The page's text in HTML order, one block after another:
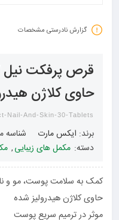
گزارش نادرستی مشخصات
قرص پرفکت نیل
حاوی کلاژن
Nail-And-Skin-30-Tablets
برند: ایکس مارت شناسه
دسته: مکمل های زیبایی,
کمک به سلامت پوست، مو و
حاوی کلاژن هیدرولیز شده
موثر در ترمیم سریع پوست